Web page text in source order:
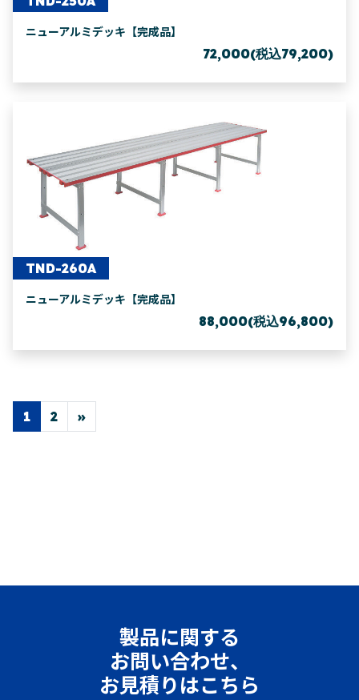
ニューアルミデッキ【完成品】
72,000(税込79,200)
TND-260A
ニューアルミデッキ【完成品】
88,000(税込96,800)
投稿ナビゲーション
1 2 »
製品に関する
お問い合わせ、
お見積りはこちら